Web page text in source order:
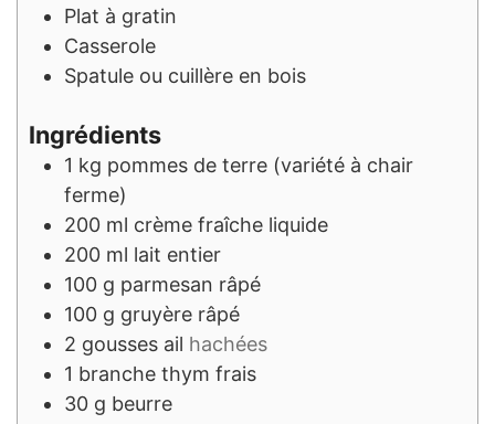
Plat à gratin
Casserole
Spatule ou cuillère en bois
Ingrédients
1 kg pommes de terre (variété à chair
ferme)
200 ml crème fraîche liquide
200 ml lait entier
100 g parmesan râpé
100 g gruyère râpé
2 gousses ail hachées
1 branche thym frais
30 g beurre